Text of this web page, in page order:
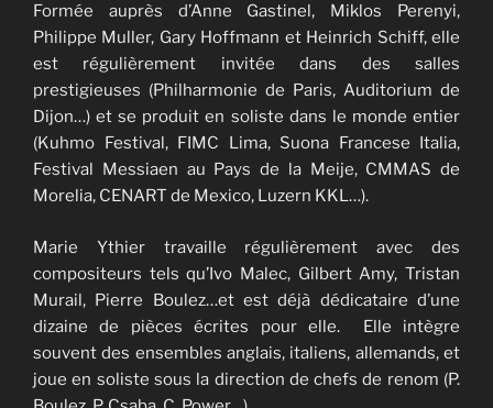
Formée auprès d’Anne Gastinel, Miklos Perenyi,
Philippe Muller, Gary Hoffmann et Heinrich Schiff, elle
est régulièrement invitée dans des salles
prestigieuses (Philharmonie de Paris, Auditorium de
Dijon…) et se produit en soliste dans le monde entier
(Kuhmo Festival, FIMC Lima, Suona Francese Italia,
Festival Messiaen au Pays de la Meije, CMMAS de
Morelia, CENART de Mexico, Luzern KKL…).
Marie Ythier travaille régulièrement avec des
compositeurs tels qu’Ivo Malec, Gilbert Amy, Tristan
Murail, Pierre Boulez…et est déjà dédicataire d’une
dizaine de pièces écrites pour elle. Elle intègre
souvent des ensembles anglais, italiens, allemands, et
joue en soliste sous la direction de chefs de renom (P.